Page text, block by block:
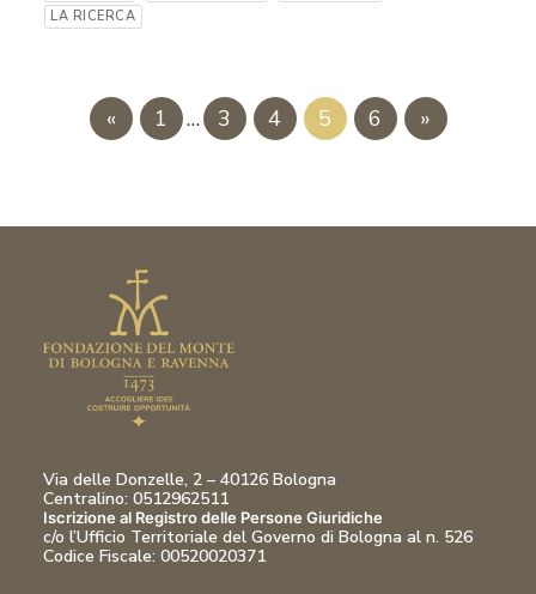
LA RICERCA
« 1 … 3 4 5 6 »
Via delle Donzelle, 2 – 40126 Bologna
Centralino: 0512962511
Iscrizione al Registro delle Persone Giuridiche
c/o l’Ufficio Territoriale del Governo di Bologna al n. 526
Codice Fiscale: 00520020371